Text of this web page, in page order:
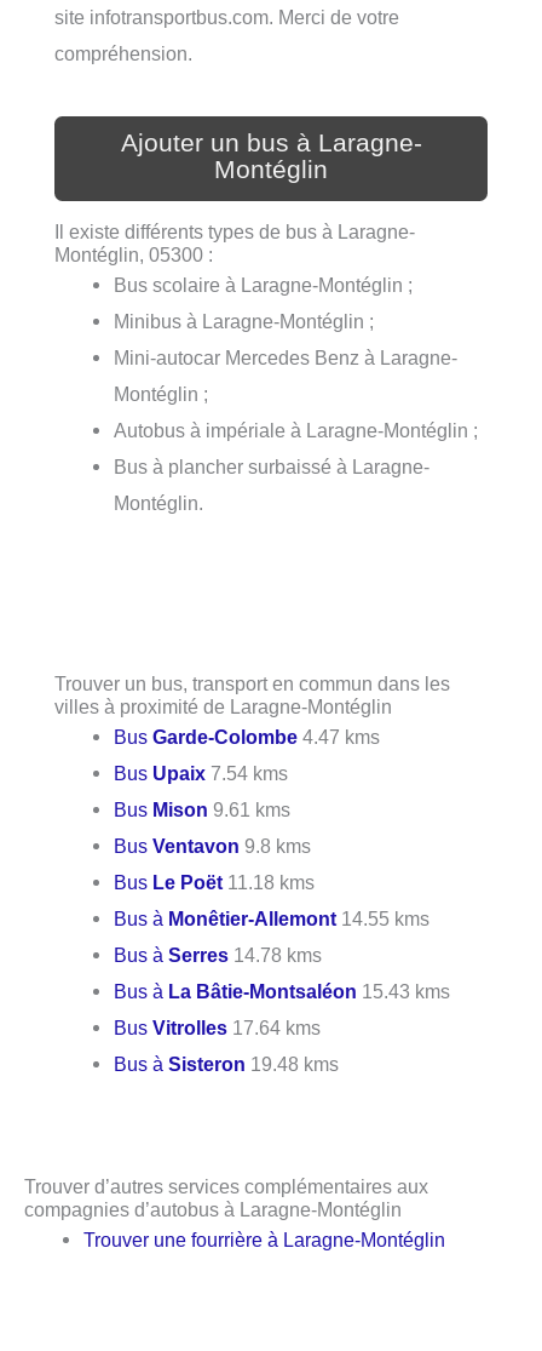
site infotransportbus.com. Merci de votre
compréhension.
Ajouter un bus à Laragne-
Montéglin
Il existe différents types de bus à Laragne-
Montéglin, 05300 :
Bus scolaire à Laragne-Montéglin ;
Minibus à Laragne-Montéglin ;
Mini-autocar Mercedes Benz à Laragne-
Montéglin ;
Autobus à impériale à Laragne-Montéglin ;
Bus à plancher surbaissé à Laragne-
Montéglin.
Trouver un bus, transport en commun dans les
villes à proximité de Laragne-Montéglin
BusGarde-Colombe 4.47 kms
Bus Upaix 7.54 kms
Bus Mison 9.61 kms
BusVentavon 9.8 kms
Bus Le Poët 11.18 kms
Bus à Monêtier-Allemont 14.55 kms
Bus àSerres 14.78 kms
Bus à La Bâtie-Montsaléon 15.43 kms
BusVitrolles 17.64 kms
Bus àSisteron 19.48 kms
Trouver d’autres services complémentaires aux
compagnies d’autobus à Laragne-Montéglin
Trouver une fourrière à Laragne-Montéglin